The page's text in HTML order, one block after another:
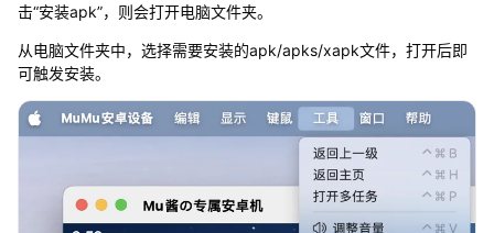
击“安装apk”，则会打开电脑文件夹。
从电脑文件夹中，选择需要安装的apk/apks/xapk文件，打开后即
可触发安装。